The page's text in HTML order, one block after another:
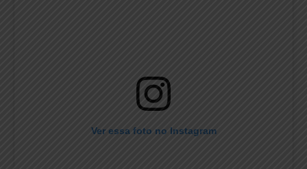
Ver essa foto no Instagram